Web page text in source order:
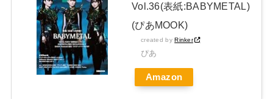
日本独自企画・限定生産盤「METAL FORTH (DELUXE
JAPAN EDITION)」着弾
【BABYMETAL】METAL FORTH DELUXE JAPAN EDITION
開封レビュー!
Vol.36(表紙:BABYMETAL)
(ぴあMOOK)
created byRinker
ぴあ
Amazon